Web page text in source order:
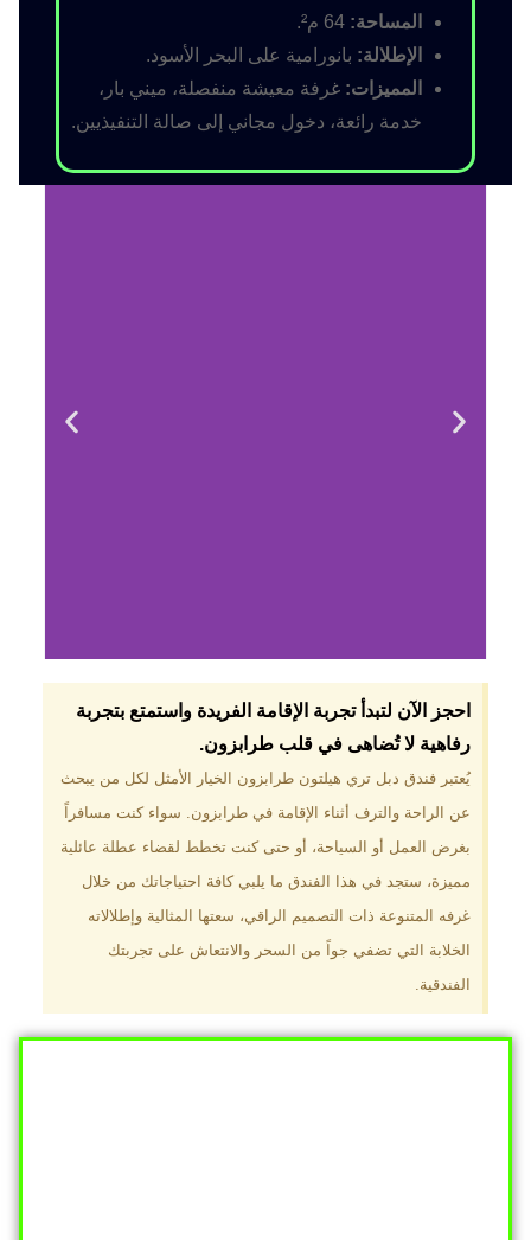
المساحة:
الإطلالة: بانورامية على البحر الأسود.
المميزات: غرفة معيشة منفصلة، ميني بار،
خدمة رائعة، دخول مجاني إلى صالة التنفيذيين.
لماذا تختار فندق دبل
تري هيلتون
طرابزون؟
موقع مميز في قلب طرابزون بالقرب
من أهم المعالم السياحية. إطلالات
الخضراء. مرافق متكاملة تشمل
مسبحًا داخليًا، سبا، صالة ألعاب
رياضية، ومطاعم عالمية.
Click Here
احجز الآن لتبدأ تجربة الإقامة الفريدة واستمتع بتجربة
رفاهية لا تُضاهى في قلب طرابزون.​
يُعتبر فندق دبل تري هيلتون طرابزون الخيار الأمثل لكل من يبحث
عن الراحة والترف أثناء الإقامة في طرابزون. سواء كنت مسافراً
بغرض العمل أو السياحة، أو حتى كنت تخطط لقضاء عطلة عائلية
مميزة، ستجد في هذا الفندق ما يلبي كافة احتياجاتك من خلال
غرفه المتنوعة ذات التصميم الراقي، سعتها المثالية وإطلالاته
الخلابة التي تضفي جواً من السحر والانتعاش على تجربتك
الفندقية.